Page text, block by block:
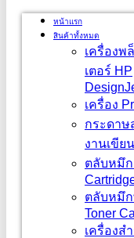
หน้าแรก
สินค้าทั้งหมด
เครื่องพ
เตอร์ HP
เครื่อง
กระดาษ
งานเขีย
ตลับหมึก
ตลับหมึ
Toner
เครื่องส